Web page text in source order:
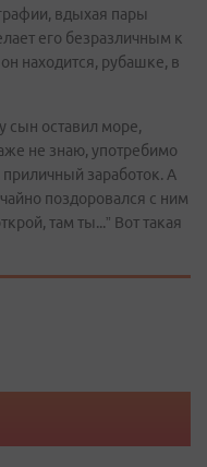
вдыхая пары
его безразличным к
находится, рубашке, в
сын оставил море,
не знаю, употребимо
заработок. А
поздоровался с ним
там ты...” Вот такая